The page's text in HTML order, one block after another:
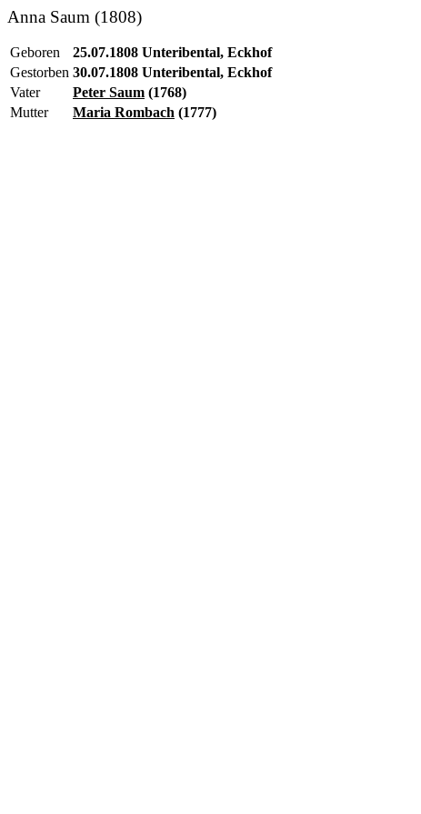
Anna Saum (1808)
Geboren
25.07.1808 Unteribental, Eckhof
Gestorben 30.07.1808 Unteribental, Eckhof
Vater
Peter Saum (1768)
Mutter
Maria Rombach (1777)